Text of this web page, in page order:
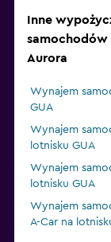
Inne
samochodów
Aurora
Wynajem
GUA
Wynajem
lotnisku GUA
Wynajem
lotnisku GUA
Wynajem
A-Car na